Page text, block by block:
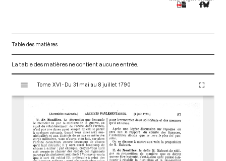
Table des matières
La table des matières ne contient aucune entrée.
s
Tome XVI - Du 31 mai au 8 juillet 1790